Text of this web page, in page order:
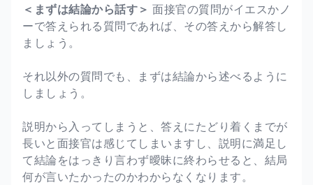
＜まずは結論から話す＞ 面接官の質問がイエスかノ
ーで答えられる質問であれば、その答えから解答し
ましょう。
それ以外の質問でも、まずは結論から述べるように
しましょう。
説明から入ってしまうと、答えにたどり着くまでが
長いと面接官は感じてしまいますし、説明に満足し
て結論をはっきり言わず曖昧に終わらせると、結局
何が言いたかったのかわからなくなります。